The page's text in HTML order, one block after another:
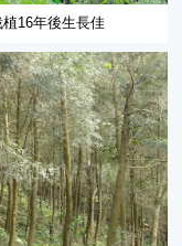
16年後生長佳